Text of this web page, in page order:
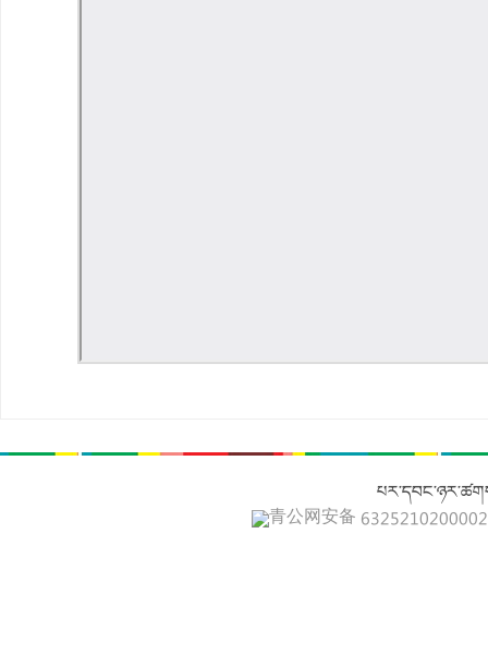
青公网安备